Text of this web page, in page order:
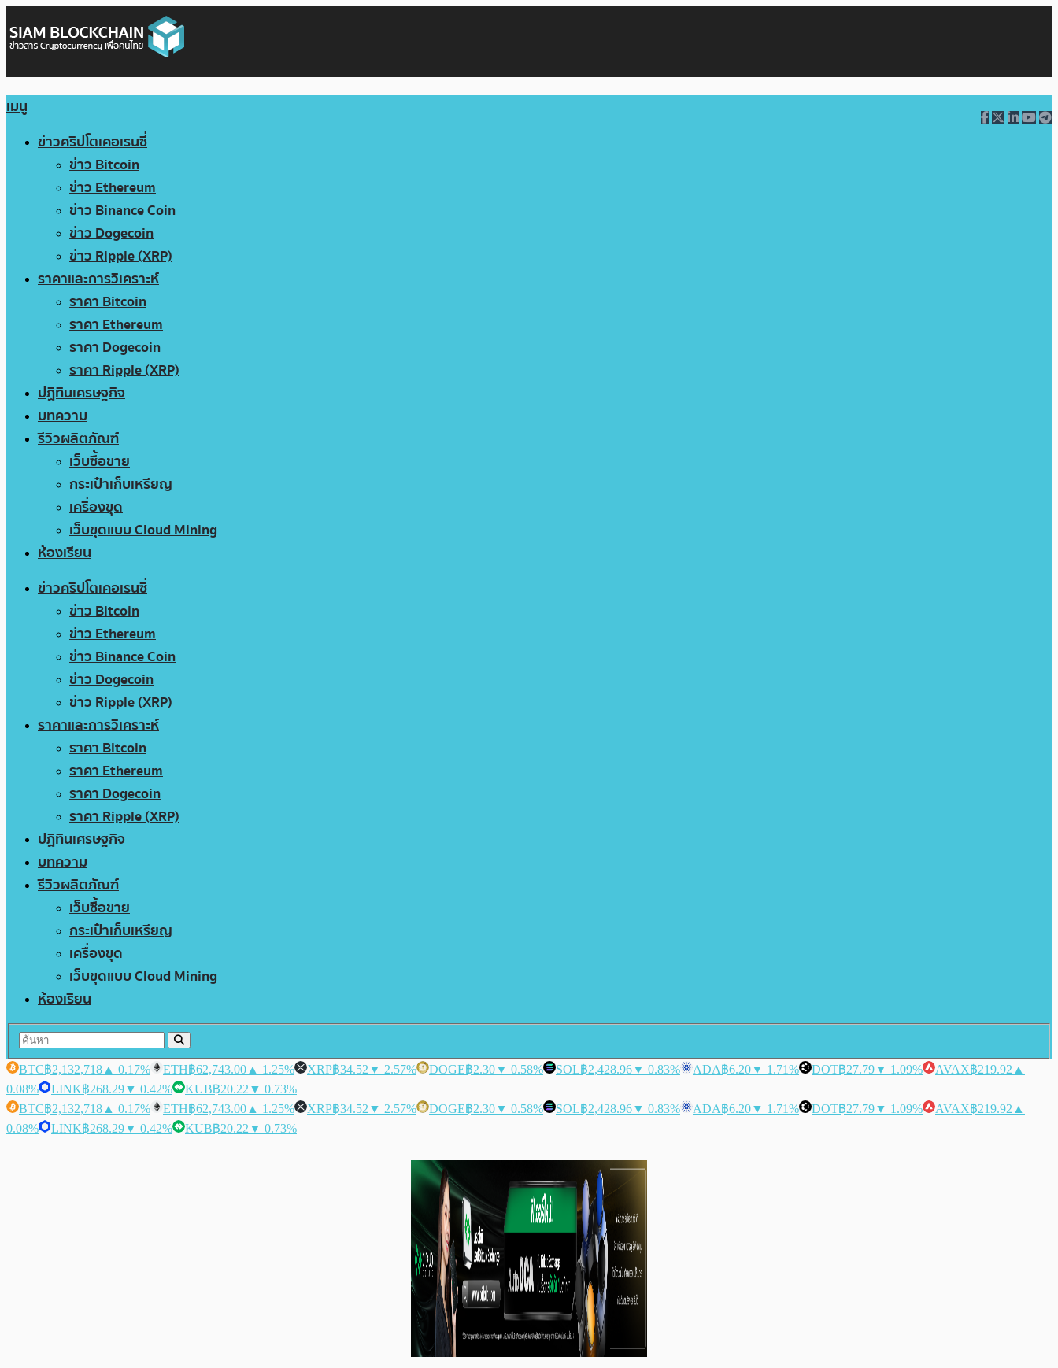
เมนู
ข่าวคริปโตเคอเรนซี่
ข่าว Bitcoin
ข่าว Ethereum
ข่าว Binance Coin
ข่าว Dogecoin
ข่าว Ripple (XRP)
ราคาและการวิเคราะห์
ราคา Bitcoin
ราคา Ethereum
ราคา Dogecoin
ราคา Ripple (XRP)
ปฏิทินเศรษฐกิจ
บทความ
รีวิวผลิตภัณฑ์
เว็บซื้อขาย
กระเป๋าเก็บเหรียญ
เครื่องขุด
เว็บขุดแบบ Cloud Mining
ห้องเรียน
ข่าวคริปโตเคอเรนซี่
ข่าว Bitcoin
ข่าว Ethereum
ข่าว Binance Coin
ข่าว Dogecoin
ข่าว Ripple (XRP)
ราคาและการวิเคราะห์
ราคา Bitcoin
ราคา Ethereum
ราคา Dogecoin
ราคา Ripple (XRP)
ปฏิทินเศรษฐกิจ
บทความ
รีวิวผลิตภัณฑ์
เว็บซื้อขาย
กระเป๋าเก็บเหรียญ
เครื่องขุด
เว็บขุดแบบ Cloud Mining
ห้องเรียน
BTC฿2,132,718 ▲ 0.17% ETH฿62,743.00 ▲ 1.25% XRP฿34.52 ▼ 2.57% DOGE฿2.30▼ 0.58% SOL฿2,428.96▼ 0.83% ADA฿6.20▼ 1.71% DOT฿27.79▼ 1.09% AVAX฿219.92 ▲
0.08%
LINK฿268.29▼ 0.42% KUB฿20.22 ▼ 0.73%
BTC฿2,132,718 ▲ 0.17% ETH฿62,743.00 ▲ 1.25% XRP฿34.52 ▼ 2.57% DOGE฿2.30▼ 0.58% SOL฿2,428.96▼ 0.83% ADA฿6.20▼ 1.71% DOT฿27.79▼ 1.09% AVAX฿219.92 ▲
0.08%
LINK฿268.29▼ 0.42% KUB฿20.22 ▼ 0.73%